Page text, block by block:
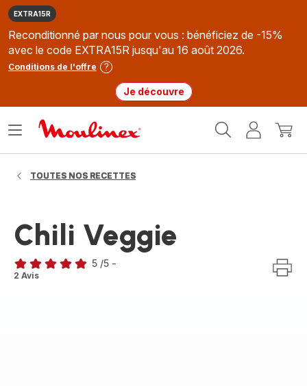
EXTRA15R
Reconditionné par nous pour vous : bénéficiez de -15%
avec le code EXTRA15R jusqu'au 16 août 2026.
Conditions de l'offre
Je découvre
MonMon
Ouvrir
TOUTES NOS RECETTES
Chili Veggie
Avis
5 /5 -
2 Avis